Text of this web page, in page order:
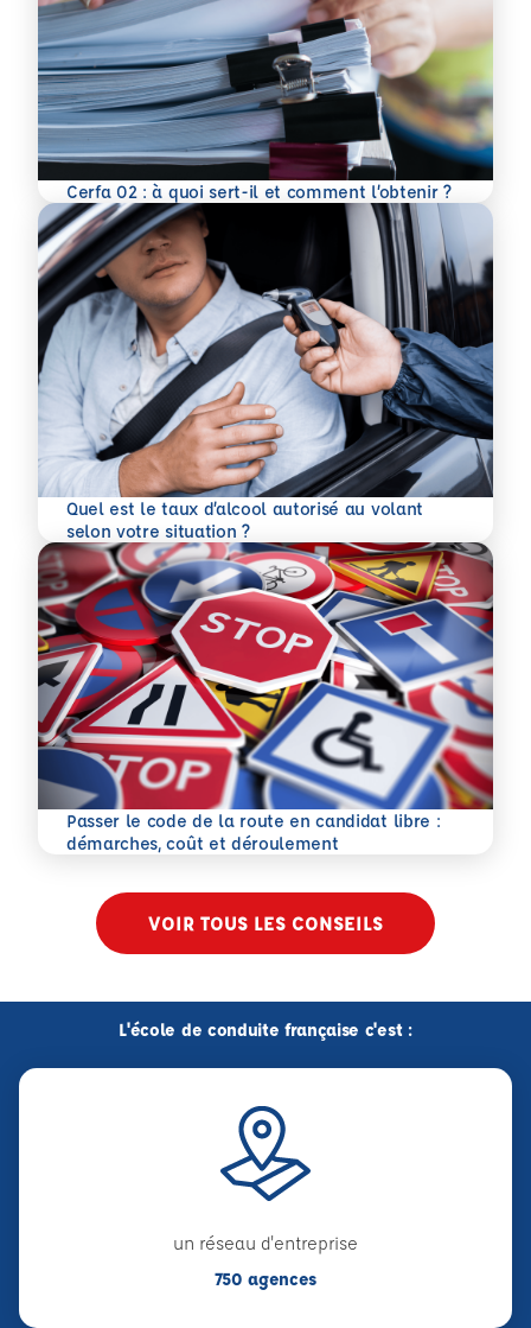
Cerfa 02 : à quoi sert-il et comment l’obtenir ?
En savoir plus
Quel est le taux d’alcool autorisé au volant
selon votre situation ?
En savoir plus
Passer le code de la route en candidat libre :
démarches, coût et déroulement
En savoir plus
VOIR TOUS LES CONSEILS
L'école de conduite française c'est :
un réseau d'entreprise
750 agences